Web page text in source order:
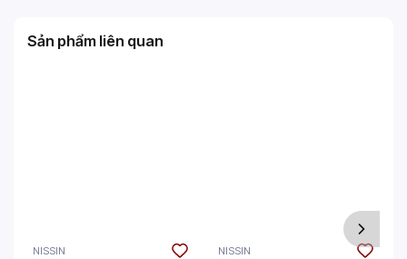
Sản phẩm liên quan
NISSIN NISSIN